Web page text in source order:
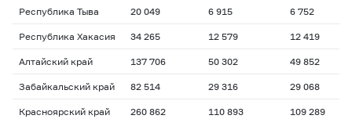
Республика Тыва 20 049 6 915 6 752
Республика Хакасия 34 265 12 579 12 419
Алтайский край 137 706 50 302 49 852
Забайкальский край 82 514 29 316 29 068
Красноярский край 260 862 110 893 109 289